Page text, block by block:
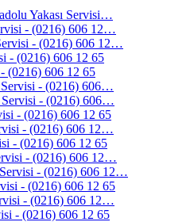
Yakası Servisi…
- (0216) 606 12…
- (0216) 606 12…
- (0216) 606 12 65
(0216) 606 12 65
- (0216) 606…
Servisi - (0216) 606…
- (0216) 606 12 65
- (0216) 606 12…
- (0216) 606 12 65
- (0216) 606 12…
- (0216) 606 12…
- (0216) 606 12 65
- (0216) 606 12…
- (0216) 606 12 65